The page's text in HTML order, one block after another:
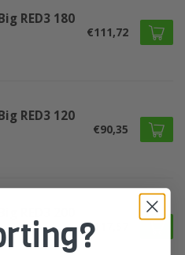
RED3 180
€111,72
RED3 120
€90,35
€117,57